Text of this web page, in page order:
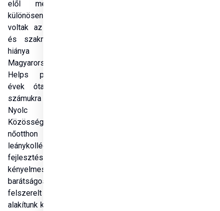
elől menekültek, és
különösen sérülékenyek
voltak az írástudatlanság
és szakmai képzettség
hiánya miatt.
Magyarország, a Hungary
Helps program révén,
évek óta támogatja a
számukra létrehozott, és a
Nyolc Boldogság
Közösség által fenntartott
nőotthon és
leánykollégium
fejlesztését. Ennek során
kényelmes szobákat,
barátságos nappalit és jól
felszerelt konyhát
alakítunk ki, miközben egy